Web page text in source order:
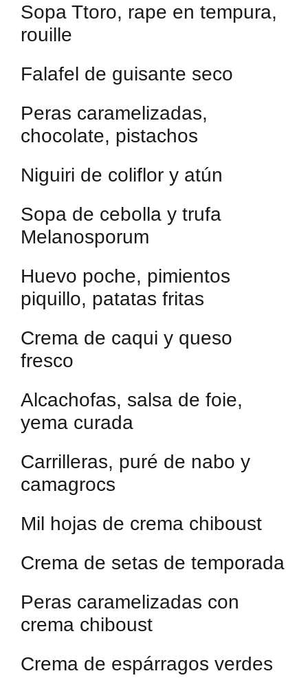
Sopa Ttoro, rape en tempura,
rouille
Falafel de guisante seco
Peras caramelizadas,
chocolate, pistachos
Niguiri de coliflor y atún
Sopa de cebolla y trufa
Melanosporum
Huevo poche, pimientos
piquillo, patatas fritas
Crema de caqui y queso
fresco
Alcachofas, salsa de foie,
yema curada
Carrilleras, puré de nabo y
camagrocs
Mil hojas de crema chiboust
Crema de setas de temporada
Peras caramelizadas con
crema chiboust
Crema de espárragos verdes